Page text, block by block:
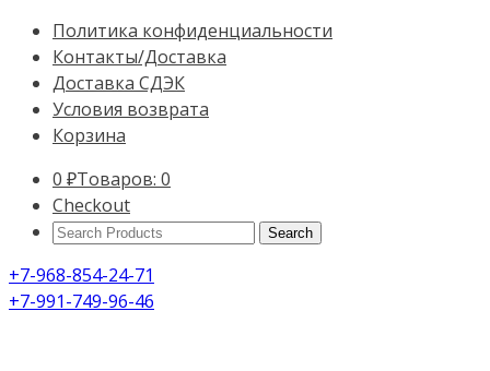
Политика конфиденциальности
Контакты/Доставка
Доставка СДЭК
Условия возврата
Корзина
0 ₽Товаров: 0
Checkout
Search
+7-968-854-24-71
+7-991-749-96-46